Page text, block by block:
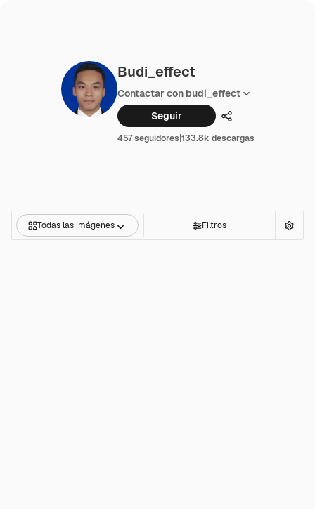
Budi_effect
Contactar con budi_effect
Seguir
Compartir
457 seguidores|133.8k descargas
Todas las imágenes Filtros